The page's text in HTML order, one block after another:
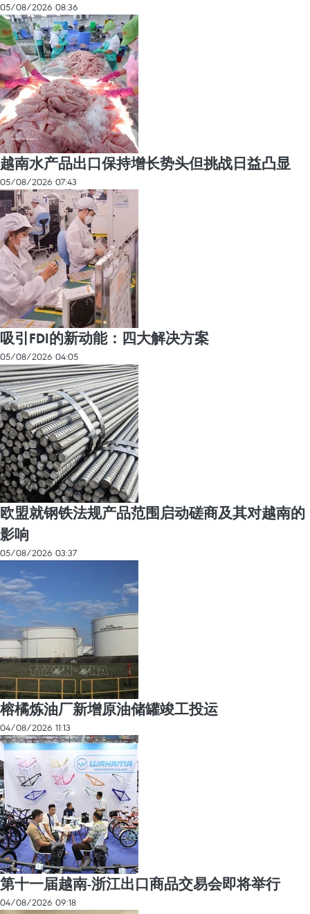
05/08/2026 08:36
越南水产品出口保持增长势头但挑战日益凸显
05/08/2026 07:43
吸引FDI的新动能：四大解决方案
05/08/2026 04:05
欧盟就钢铁法规产品范围启动磋商及其对越南的
影响
05/08/2026 03:37
榕橘炼油厂新增原油储罐竣工投运
04/08/2026 11:13
第十一届越南-浙江出口商品交易会即将举行
04/08/2026 09:18